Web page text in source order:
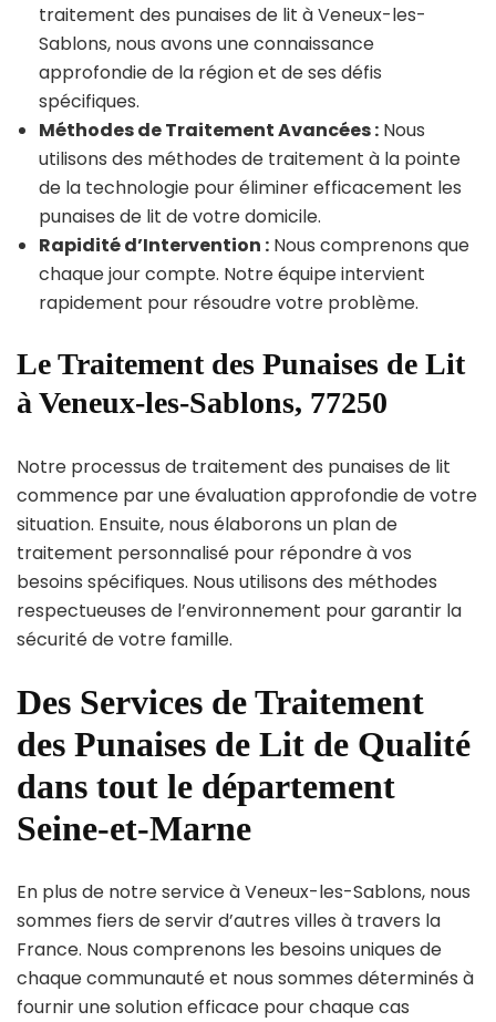
traitement des punaises de lit à Veneux-les-
Sablons, nous avons une connaissance
approfondie de la région et de ses défis
spécifiques.
Méthodes de Traitement Avancées : Nous
utilisons des méthodes de traitement à la pointe
de la technologie pour éliminer efficacement les
punaises de lit de votre domicile.
Rapidité d’Intervention : Nous comprenons que
chaque jour compte. Notre équipe intervient
rapidement pour résoudre votre problème.
Le Traitement des Punaises de Lit
à Veneux-les-Sablons, 77250
Notre processus de traitement des punaises de lit
commence par une évaluation approfondie de votre
situation. Ensuite, nous élaborons un plan de
traitement personnalisé pour répondre à vos
besoins spécifiques. Nous utilisons des méthodes
respectueuses de l’environnement pour garantir la
sécurité de votre famille.
Des Services de Traitement
des Punaises de Lit de Qualité
dans tout le département
Seine-et-Marne
En plus de notre service à Veneux-les-Sablons, nous
sommes fiers de servir d’autres villes à travers la
France. Nous comprenons les besoins uniques de
chaque communauté et nous sommes déterminés à
fournir une solution efficace pour chaque cas